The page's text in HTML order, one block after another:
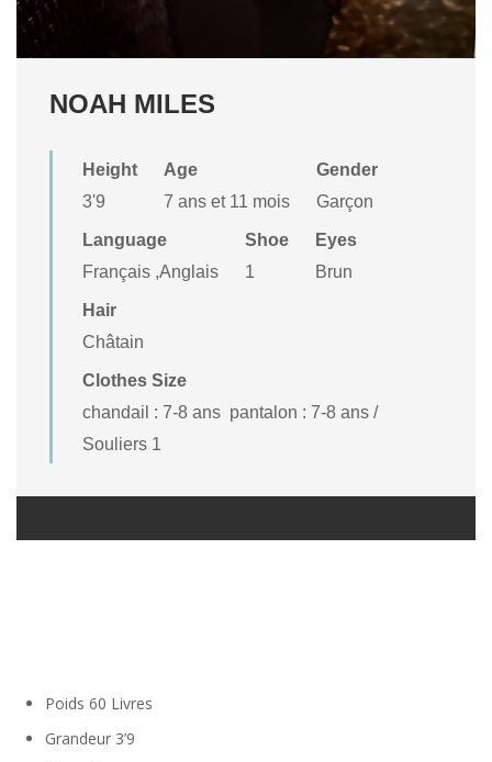
NOAH MILES
Height
3'9
Age
7 ans et 11 mois
Gender
Garçon
Language
Français ,Anglais
Shoe
1
Eyes
Brun
Hair
Châtain
Clothes Size
chandail : 7-8 ans pantalon : 7-8 ans /
Souliers 1
Poids 60 Livres
Grandeur 3’9